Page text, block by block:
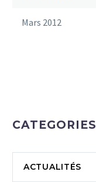
Mars 2012
CATEGORIES
ACTUALITÉS